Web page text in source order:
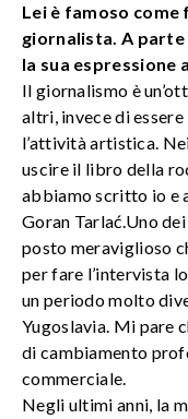
Lei è famoso
giornalista. A parte
la sua espressione
Il giornalismo è
altri, invece di
l’attività artistica.
uscire il libro della
abbiamo scritto io e
Goran Tarlać.Uno
posto meraviglioso
per fare l’intervista
un periodo molto
Yugoslavia. Mi pare
di cambiamento
commerciale.
Negli ultimi anni, la